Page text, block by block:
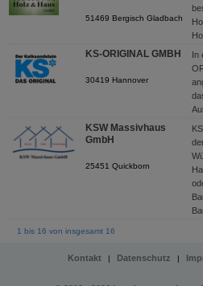
51469 Bergisch Gladbach
KS-ORIGINAL GMBH
30419 Hannover
In
KSW Massivhaus
GmbH
25451 Quickborn
1 bis 16 von insgesamt 16
Kontakt | Datenschutz |